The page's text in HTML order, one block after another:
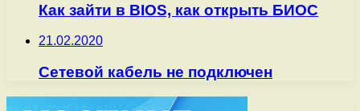
Как зайти в BIOS, как открыть БИОС
21.02.2020
Сетевой кабель не подключен